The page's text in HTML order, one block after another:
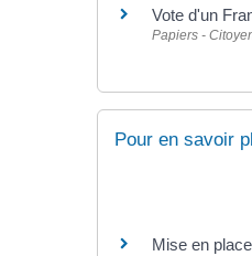
Vote d'un
Papiers -
Pour en savoir
Mise en